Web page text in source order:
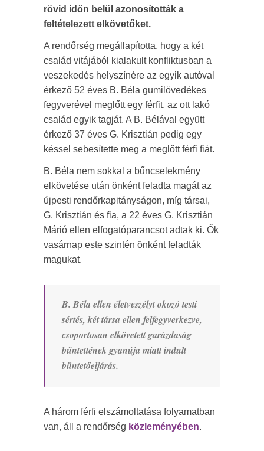
rövid időn belül azonosították a
feltételezett elkövetőket.
A rendőrség megállapította, hogy a két
család vitájából kialakult konfliktusban a
veszekedés helyszínére az egyik autóval
érkező 52 éves B. Béla gumilövedékes
fegyverével meglőtt egy férfit, az ott lakó
család egyik tagját. A B. Bélával együtt
érkező 37 éves G. Krisztián pedig egy
késsel sebesítette meg a meglőtt férfi fiát.
B. Béla nem sokkal a bűncselekmény
elkövetése után önként feladta magát az
újpesti rendőrkapitányságon, míg társai,
G. Krisztián és fia, a 22 éves G. Krisztián
Márió ellen elfogatóparancsot adtak ki. Ők
vasárnap este szintén önként feladták
magukat.
B. Béla ellen életveszélyt okozó testi
sértés, két társa ellen felfegyverkezve,
csoportosan elkövetett garázdaság
bűntettének gyanúja miatt indult
büntetőeljárás.
A három férfi elszámoltatása folyamatban
van, áll a rendőrség közleményében.